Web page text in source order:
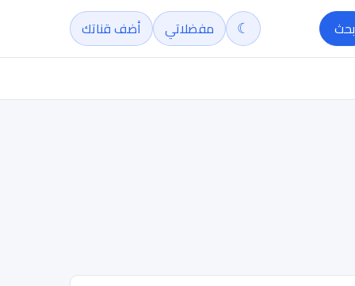
بحث ☾ مفضلاتي أضف قناتك